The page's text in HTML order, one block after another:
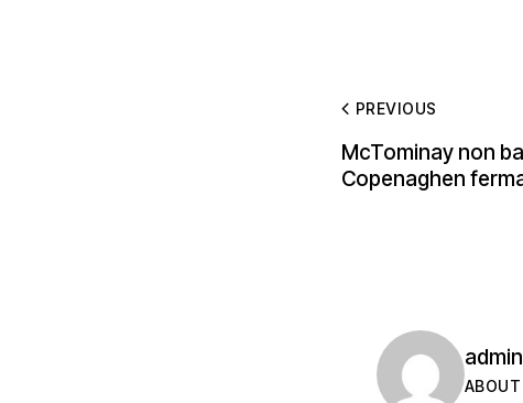
PREVIOUS
McTominay non
Copenaghen
admin